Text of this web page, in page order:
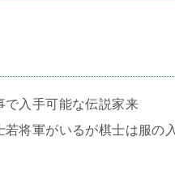
で入手可能な伝説家来
若将軍がいるが棋士は服の